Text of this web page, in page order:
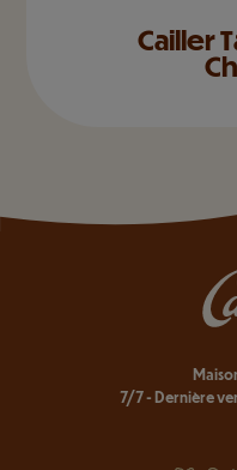
Cailler
7/7 - Dernière